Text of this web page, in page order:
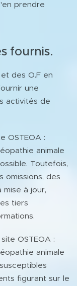
prendre
fournis.
et des O.F en
une
activités de
OSTEOA :
animale
Toutefois,
omissions, des
à jour,
tiers
OSTEOA :
animale
figurant sur le